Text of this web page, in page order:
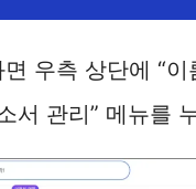
우측 상단에 “이
서 관리” 메뉴를